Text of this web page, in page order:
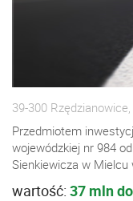
39-300
Przedmiotem
wojewódzkiej nr 984
Sienkiewicza w
wartość: 37 mln